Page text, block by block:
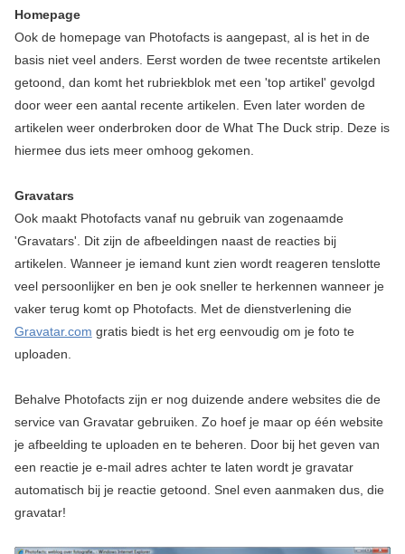
Homepage
Ook de homepage van Photofacts is aangepast, al is het in de
basis niet veel anders. Eerst worden de twee recentste artikelen
getoond, dan komt het rubriekblok met een 'top artikel' gevolgd
door weer een aantal recente artikelen. Even later worden de
artikelen weer onderbroken door de What The Duck strip. Deze is
hiermee dus iets meer omhoog gekomen.
Gravatars
Ook maakt Photofacts vanaf nu gebruik van zogenaamde
'Gravatars'. Dit zijn de afbeeldingen naast de reacties bij
artikelen. Wanneer je iemand kunt zien wordt reageren tenslotte
veel persoonlijker en ben je ook sneller te herkennen wanneer je
vaker terug komt op Photofacts. Met de dienstverlening die
Gravatar.com gratis biedt is het erg eenvoudig om je foto te
uploaden.
Behalve Photofacts zijn er nog duizende andere websites die de
service van Gravatar gebruiken. Zo hoef je maar op één website
je afbeelding te uploaden en te beheren. Door bij het geven van
een reactie je e-mail adres achter te laten wordt je gravatar
automatisch bij je reactie getoond. Snel even aanmaken dus, die
gravatar!